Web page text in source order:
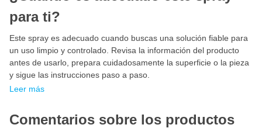
para ti?
Este spray es adecuado cuando buscas una solución fiable para
un uso limpio y controlado. Revisa la información del producto
antes de usarlo, prepara cuidadosamente la superficie o la pieza
y sigue las instrucciones paso a paso.
Leer más
Comentarios sobre los productos